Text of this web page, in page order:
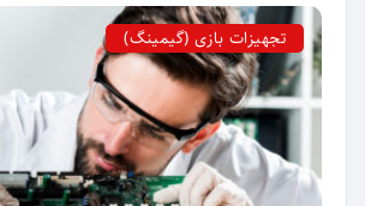
تجهیزات بازی (گیمینگ)